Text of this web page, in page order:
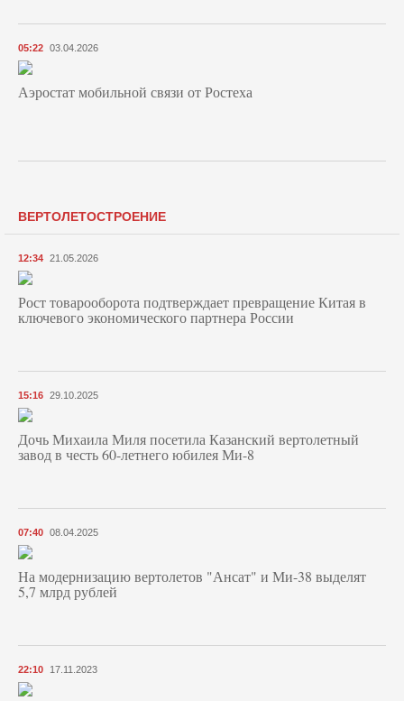
05:22 03.04.2026
Аэростат мобильной связи от Ростеха
ВЕРТОЛЕТОСТРОЕНИЕ
12:34 21.05.2026
Рост товарооборота подтверждает превращение Китая в
ключевого экономического партнера России
15:16 29.10.2025
Дочь Михаила Миля посетила Казанский вертолетный
завод в честь 60-летнего юбилея Ми-8
07:40 08.04.2025
На модернизацию вертолетов "Ансат" и Ми-38 выделят
5,7 млрд рублей
22:10 17.11.2023